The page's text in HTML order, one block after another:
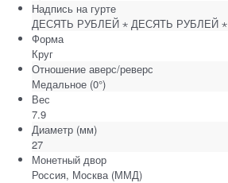
Надпись на гурте
ДЕСЯТЬ РУБЛЕЙ ⋆ ДЕСЯТЬ РУБЛЕЙ ⋆
Форма
Круг
Отношение аверс/реверс
Медальное (0°)
Вес
7.9
Диаметр (мм)
27
Монетный двор
Россия, Москва (ММД)